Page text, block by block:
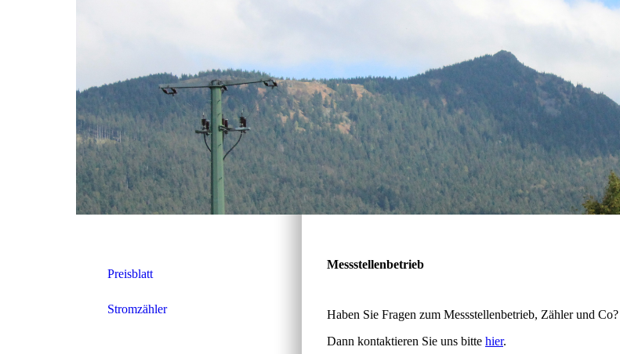
Preisblatt
Stromzähler
Messstellenbetrieb
Haben Sie Fragen zum Messstellenbetrieb, Zähler und Co?
Dann kontaktieren Sie uns bitte hier.